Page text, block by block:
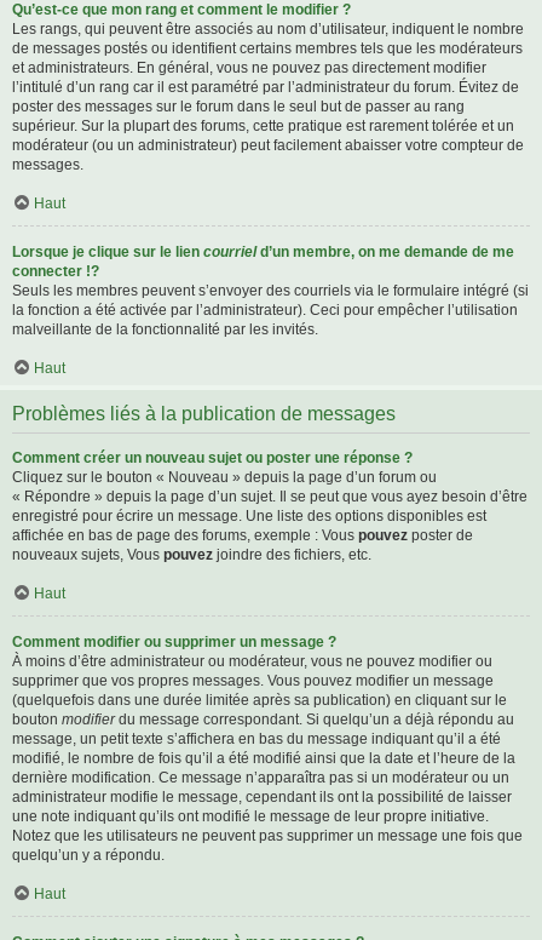
Qu’est-ce que mon rang et comment le modifier ?
Les rangs, qui peuvent être associés au nom d’utilisateur, indiquent le nombre
de messages postés ou identifient certains membres tels que les modérateurs
et administrateurs. En général, vous ne pouvez pas directement modifier
l’intitulé d’un rang car il est paramétré par l’administrateur du forum. Évitez de
poster des messages sur le forum dans le seul but de passer au rang
supérieur. Sur la plupart des forums, cette pratique est rarement tolérée et un
modérateur (ou un administrateur) peut facilement abaisser votre compteur de
messages.
Haut
Lorsque je clique sur le lien courrield’un membre, on me demande de me
connecter !?
Seuls les membres peuvent s’envoyer des courriels via le formulaire intégré (si
la fonction a été activée par l’administrateur). Ceci pour empêcher l’utilisation
malveillante de la fonctionnalité par les invités.
Haut
Problèmes liés à la publication de messages
Comment créer un nouveau sujet ou poster une réponse ?
Cliquez sur le bouton « Nouveau » depuis la page d’un forum ou
« Répondre » depuis la page d’un sujet. Il se peut que vous ayez besoin d’être
enregistré pour écrire un message. Une liste des options disponibles est
affichée en bas de page des forums, exemple : Vous pouvez poster de
nouveaux sujets, Vous pouvez joindre des fichiers, etc.
Haut
Comment modifier ou supprimer un message ?
À moins d’être administrateur ou modérateur, vous ne pouvez modifier ou
supprimer que vos propres messages. Vous pouvez modifier un message
(quelquefois dans une durée limitée après sa publication) en cliquant sur le
bouton modifierdu message correspondant. Si quelqu’un a déjà répondu au
message, un petit texte s’affichera en bas du message indiquant qu’il a été
modifié, le nombre de fois qu’il a été modifié ainsi que la date et l’heure de la
dernière modification. Ce message n’apparaîtra pas si un modérateur ou un
administrateur modifie le message, cependant ils ont la possibilité de laisser
une note indiquant qu’ils ont modifié le message de leur propre initiative.
Notez que les utilisateurs ne peuvent pas supprimer un message une fois que
quelqu’un y a répondu.
Haut